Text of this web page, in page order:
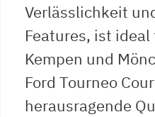
Verlässlichkeit
Features, ist
Kempen und
Ford Tourneo
herausragende